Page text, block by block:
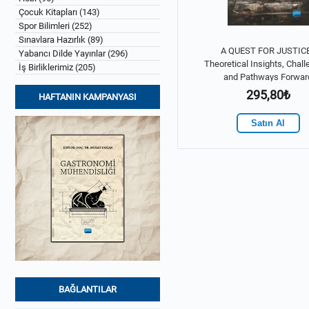
Çocuk Kitapları (143)
Spor Bilimleri (252)
Sınavlara Hazırlık (89)
Yabancı Dilde Yayınlar (296)
İş Birliklerimiz (205)
HAFTANIN KAMPANYASI
BAĞLANTILAR
A QUEST FOR
Theoretical Insights,
and Pathways
295,80₺
Satın Al